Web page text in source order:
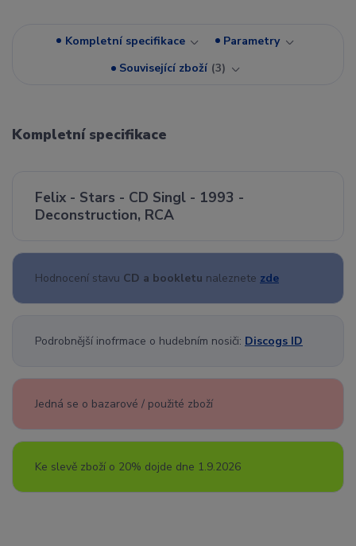
Kompletní specifikace
Parametry
Související zboží 3
Kompletní specifikace
Felix - Stars - CD Singl - 1993 -
Deconstruction, RCA
Hodnocení stavu CD a bookletu naleznete zde
Podrobnější inofrmace o hudebním nosiči: Discogs ID
Jedná se o bazarové / použité zboží
Ke slevě zboží o 20% dojde dne 1.9.2026